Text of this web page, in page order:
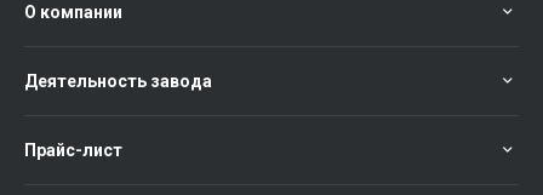
О компании
Деятельность завода
Прайс-лист